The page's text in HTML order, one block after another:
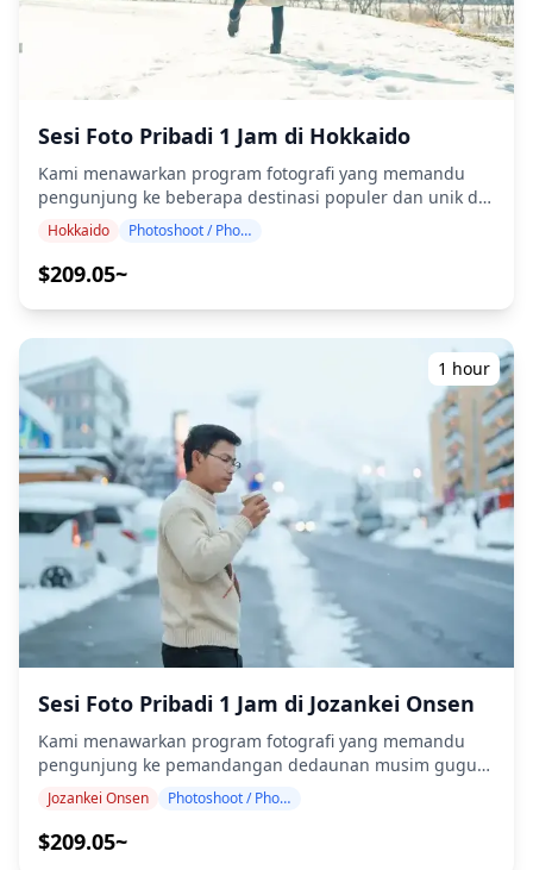
Inggris/Jepang. File asli 100+ foto dikirimkan dalam
waktu seminggu, dan Anda dapat memilih 10 foto favorit
Anda untuk dikirim ulang. Koreksi dilakukan untuk
membangkitkan suasana tertentu, dan jika diinginkan,
penyesuaian dapat dilakukan pada suasana hati dan
warna. Biarkan kami mengabadikan momen spesial
Anda di Hakodate melalui layanan fotografi kami! ◆
Informasi penting: ・Jika Anda terlambat tiba untuk
waktu pertemuan yang dijadwalkan, durasi pemotretan
dan jumlah foto yang dikirimkan dapat dikurangi. ・Jika
hari sebelum tanggal yang dijadwalkan atau jika tiba-
lokasi, atau (3) membatalkan pemotretan. ![]
(https://assets.hldycdn.com/f3ebb557-2f06-4060-b7ce-
f48e63a68cf9.png)
Sesi Foto Pribadi 1 Jam di Hokkaido
Kami menawarkan program fotografi yang memandu
pengunjung ke beberapa destinasi populer dan unik di
Hokkaido. Dipandu oleh fotografer berkualifikasi tinggi,
menangkap komposisi alami, dan mengidentifikasi
Anda dengan kami!) Sesi fotografi tersedia di mana saja
di Hokkaido dan dapat dipesan hingga 3 hari
sebelumnya. Kami akan mengatur fotografer berbahasa
Inggris/Jepang. File asli 100+ foto akan dikirimkan dalam
waktu seminggu, dan Anda dapat memilih 10 foto favorit
Anda untuk dikirimkan ulang. Koreksi dilakukan untuk
membangkitkan suasana tertentu, dan jika diinginkan,
penyesuaian dapat dilakukan pada suasana hati dan
warna. Biarkan kami mengabadikan momen spesial
Anda di Hokkaido melalui layanan fotografi kami! ◆
Informasi penting: ・Jika Anda terlambat tiba untuk
waktu pertemuan yang dijadwalkan, durasi pemotretan
dan jumlah foto yang dikirimkan dapat dikurangi. ・Jika
hujan diperkirakan akan turun di lokasi pemotretan 3
hari sebelum tanggal yang dijadwalkan atau jika tiba-
tiba hujan pada hari pemotretan, tiga opsi tersedia: (1)
menjadwalkan ulang tanggal dan waktu, (2) mengubah
lokasi, atau (3) membatalkan pemotretan. ![]
(https://assets.hldycdn.com/284b369b-1481-46b4-810c-
2ca93c28f865.png)
Hokkaido Photoshoot / Photo tour
$209.05~
1 hour
Sesi Foto Pribadi 1 Jam di Jozankei Onsen
Kami menawarkan program fotografi yang memandu
pengunjung ke pemandangan dedaunan musim gugur
dan ngarai yang spektakuler di Jozankei Onsen. Dipandu
oleh fotografer berkualifikasi tinggi, program kami
menyesuaikan jadwal perjalanan Anda, menangkap
Jozankei Onsen Photoshoot / Photo tour
$209.05~